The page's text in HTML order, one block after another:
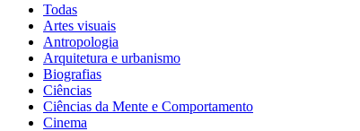
Todas
Artes visuais
Antropologia
Arquitetura e urbanismo
Biografias
Ciências
Ciências da Mente e Comportamento
Cinema